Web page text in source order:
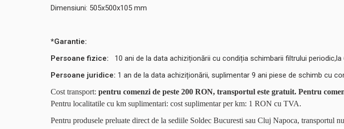
Dimensiuni: 505x500x105 mm
*Garantie:
Persoane fizice: 10 ani de la data achiziționării cu condiția schimbarii filtrului periodic,la
Persoane juridice: 1 an de la data achiziționării, suplimentar 9 ani piese de schimb cu
Cost transport: pentru comenzi de peste 200 RON, transportul este gratuit. Pentru
Pentru localitatile cu km suplimentari: cost suplimentar per km: 1 RON cu TVA.
Pentru produsele preluate direct de la sediile Soldec Bucuresti sau Cluj Napoca, transportul